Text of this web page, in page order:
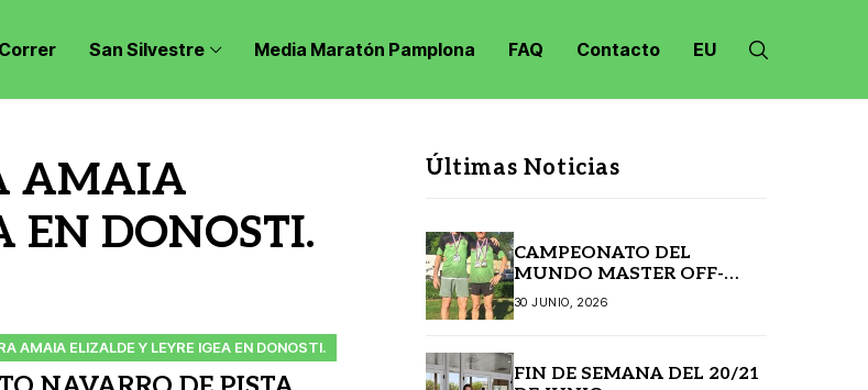
San Silvestre Media Maratón Pamplona FAQ Contacto EU
AMAIA
EN DONOSTI.
AMAIA ELIZALDE Y LEYRE IGEA EN DONOSTI.
Últimas Noticias
CAMPEONATO DEL
MUNDO MASTER OFF-
ROAD JANSKE LAZNE
(REPÚBLICA CHECA)
30 JUNIO, 2026
FIN DE SEMANA DEL 20/21